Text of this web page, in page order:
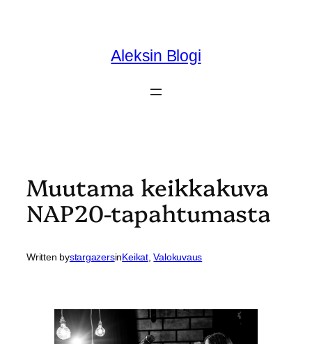
Aleksin Blogi
Muutama keikkakuva
NAP20-tapahtumasta
Written bystargazersinKeikat, Valokuvaus